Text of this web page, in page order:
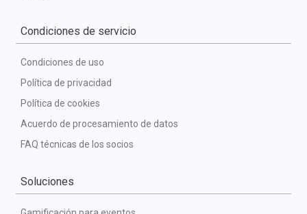
Condiciones de servicio
Condiciones de uso
Política de privacidad
Política de cookies
Acuerdo de procesamiento de datos
FAQ técnicas de los socios
Soluciones